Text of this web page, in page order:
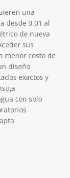
una
desde 0.01 al
de nueva
sus
menor costo de
diseño
exactos y
con solo